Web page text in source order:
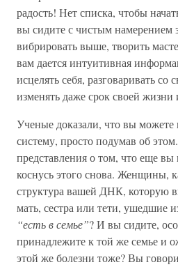
радость! Нет списка, чтобы
вы сидите с чистым намерением
вибрировать выше, творить
вам дается интуитивная
исцелять себя, разговаривать со
изменять даже срок своей
Ученые доказали, что вы
систему, просто подумав об
представления о том, что еще вы
коснусь этого снова. Женщины,
структура вашей ДНК, которую
мать, сестра или тети, ушедшие
“есть в семье”? И вы сидите,
принадлежите к той же семье и
этой же болезни тоже? Вы